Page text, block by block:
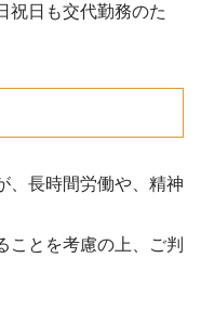
祝日も交代勤務のた
、長時間労働や、精神
ことを考慮の上、ご判